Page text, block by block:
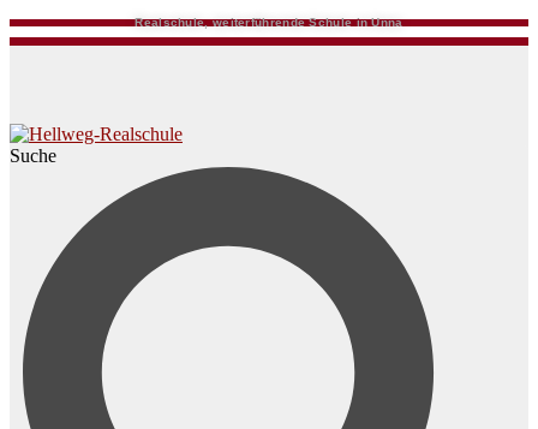
Realschule, weiterführende Schule in Unna
Suche